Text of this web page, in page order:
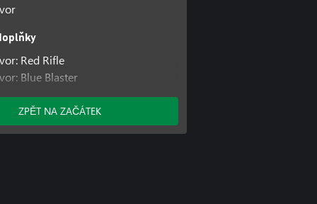
Red Rifle
Blue Blaster
Green Gun
ZPĚT NA ZAČÁTEK